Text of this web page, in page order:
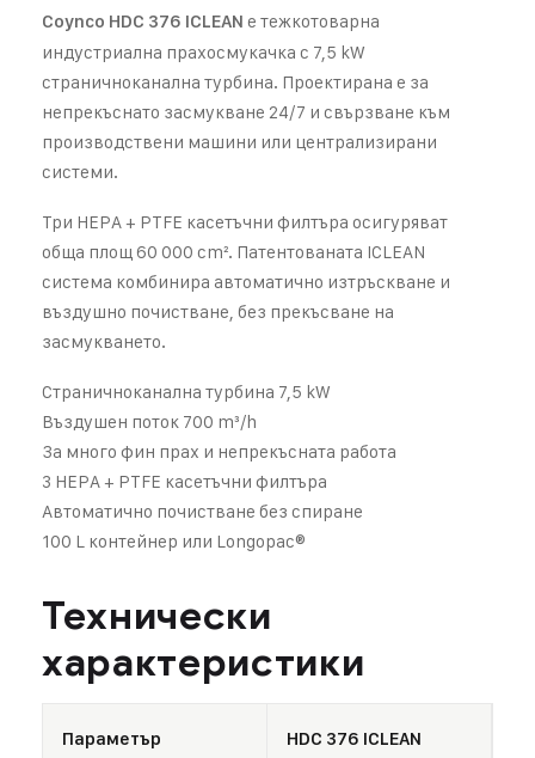
Coynco HDC 376 ICLEAN е тежкотоварна
индустриална прахосмукачка с 7,5 kW
страничноканална турбина. Проектирана е за
непрекъснато засмукване 24/7 и свързване към
производствени машини или централизирани
системи.
Три HEPA + PTFE касетъчни филтъра осигуряват
обща площ 60 000 cm². Патентованата ICLEAN
система комбинира автоматично изтръскване и
въздушно почистване, без прекъсване на
засмукването.
Страничноканална турбина 7,5 kW
Въздушен поток 700 m³/h
За много фин прах и непрекъсната работа
3 HEPA + PTFE касетъчни филтъра
Автоматично почистване без спиране
100 L контейнер или Longopac®
Технически
характеристики
Параметър HDC 376 ICLEAN